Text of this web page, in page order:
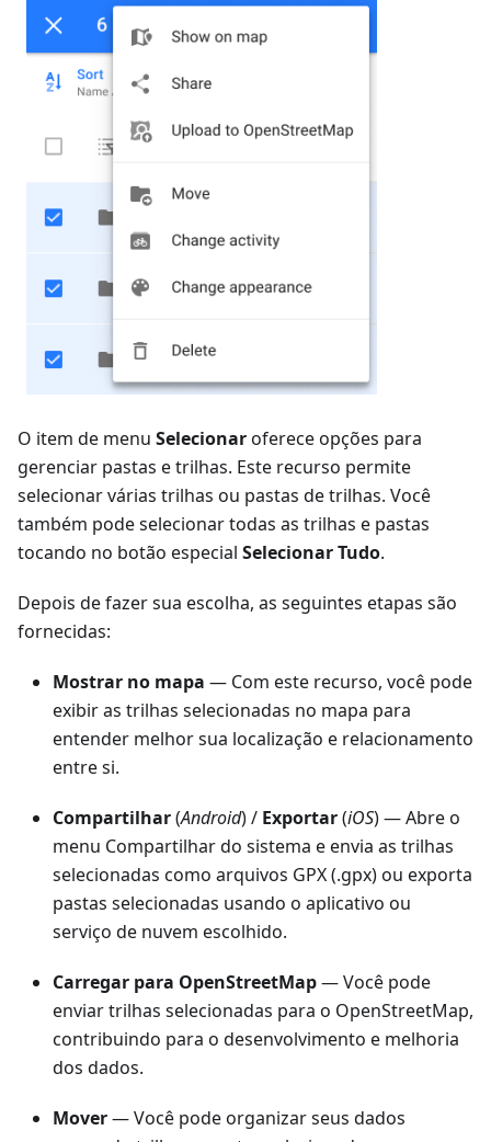
O item de menu Selecionaroferece opções para
gerenciar pastas e trilhas. Este recurso permite
selecionar várias trilhas ou pastas de trilhas. Você
também pode selecionar todas as trilhas e pastas
tocando no botão especial Selecionar Tudo.
Depois de fazer sua escolha, as seguintes etapas são
fornecidas:
Mostrar no mapa — Com este recurso, você pode
exibir as trilhas selecionadas no mapa para
entender melhor sua localização e relacionamento
entre si.
Compartilhar(Android) / Exportar(iOS) — Abre o
menu Compartilhar do sistema e envia as trilhas
selecionadas como arquivos GPX (.gpx) ou exporta
pastas selecionadas usando o aplicativo ou
serviço de nuvem escolhido.
Carregar para OpenStreetMap— Você pode
enviar trilhas selecionadas para o OpenStreetMap,
contribuindo para o desenvolvimento e melhoria
dos dados.
Mover— Você pode organizar seus dados